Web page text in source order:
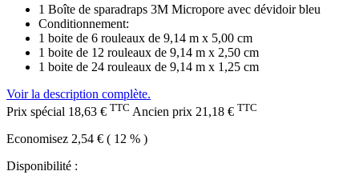
1 Boîte de sparadraps 3M Micropore avec dévidoir bleu
Conditionnement:
1 boite de 6 rouleaux de 9,14 m x 5,00 cm
1 boite de 12 rouleaux de 9,14 m x 2,50 cm
1 boite de 24 rouleaux de 9,14 m x 1,25 cm
Voir la description complète.
Prix spécial 18,63 € TTC Ancien prix 21,18 € TTC
Economisez 2,54 € ( 12 % )
Disponibilité :